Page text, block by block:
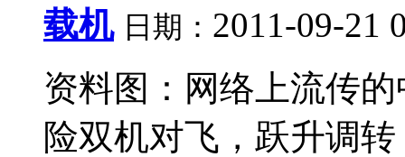
载机 日期： 2011-09-21
资料图：网络上流传
险双机对飞，跃升调